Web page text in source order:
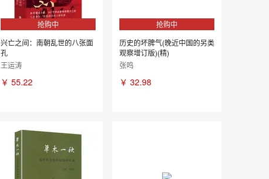
抢购中
兴亡之间：南朝乱世的八张面
孔
王运涛
￥ 55.22
抢购中
历史的坏脾气(晚近中国的另类
观察增订版)(精)
张鸣
￥ 32.98